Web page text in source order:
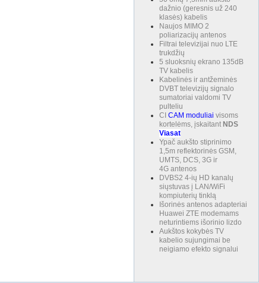
dažnio (geresnis už 240
klasės) kabelis
Naujos MIMO 2
poliarizacijų antenos
Filtrai televizijai nuo LTE
trukdžių
5 sluoksnių ekrano 135dB
TV kabelis
Kabelinės ir antžeminės
DVBT televizijų signalo
sumatoriai valdomi TV
pulteliu
CI CAM moduliai visoms
kortelėms, įskaitant NDS
Viasat
Ypač aukšto stiprinimo
1,5m reflektorinės GSM,
UMTS, DCS, 3G ir
4G antenos
DVBS2 4-ių HD kanalų
siųstuvas į LAN/WiFi
kompiuterių tinklą
Išorinės antenos adapteriai
Huawei ZTE modemams
neturintiems išorinio lizdo
Aukštos kokybės TV
kabelio sujungimai be
neigiamo efekto signalui